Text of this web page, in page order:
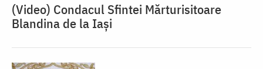
(Video) Condacul Sfintei Mărturisitoare
Blandina de la Iași